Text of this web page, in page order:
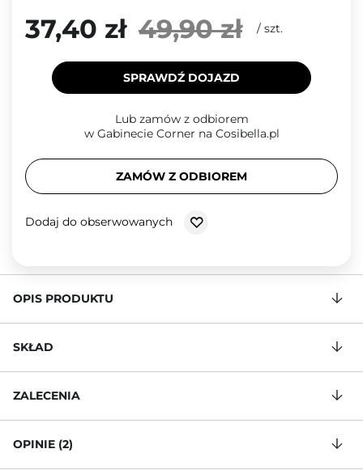
37,40 zł 49,90 zł / szt.
SPRAWDŹ DOJAZD
Lub zamów z odbiorem
w Gabinecie Corner na Cosibella.pl
ZAMÓW Z ODBIOREM
Dodaj do obserwowanych
OPIS PRODUKTU
SKŁAD
ZALECENIA
OPINIE (2)